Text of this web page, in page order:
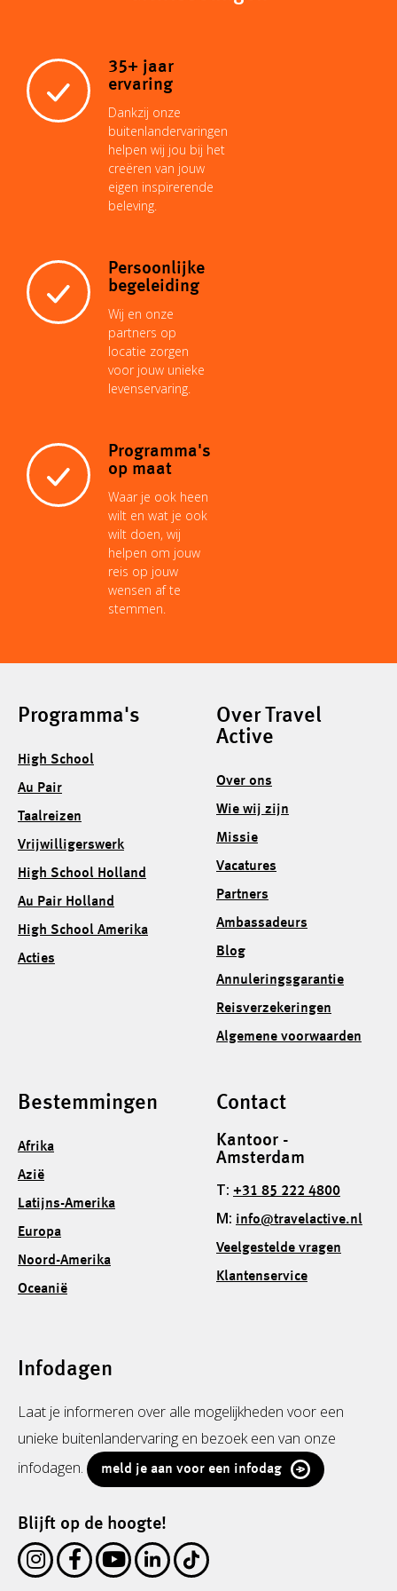
i A
p
p
35+ jaar
ervaring
Dankzij onze
buitenlandervaringen
helpen wij jou bij het
creëren van jouw
eigen inspirerende
beleving.
Persoonlijke
begeleiding
Wij en onze
partners op
locatie zorgen
voor jouw unieke
levenservaring.
Programma's
op maat
Waar je ook heen
wilt en wat je ook
wilt doen, wij
helpen om jouw
reis op jouw
wensen af te
stemmen.
Programma's
High School
Au Pair
Taalreizen
Vrijwilligerswerk
High School Holland
Au Pair Holland
High School Amerika
Acties
Over Travel
Active
Over ons
Wie wij zijn
Missie
Vacatures
Partners
Ambassadeurs
Blog
Annuleringsgarantie
Reisverzekeringen
Algemene voorwaarden
Bestemmingen
Afrika
Azië
Latijns-Amerika
Europa
Noord-Amerika
Oceanië
Contact
Kantoor -
Amsterdam
T: +31 85 222 4800
M: info@travelactive.nl
Veelgestelde vragen
Klantenservice
Infodagen
Laat je informeren over alle mogelijkheden voor een
unieke buitenlandervaring en bezoek een van onze
infodagen.
meld je aan voor een infodag
Blijft op de hoogte!